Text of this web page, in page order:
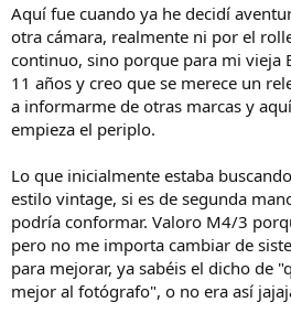
Aquí fue cuando ya he decidí
otra cámara, realmente ni por el
continuo, sino porque para mi vieja
11 años y creo que se merece un
a informarme de otras marcas y
empieza el periplo.
Lo que inicialmente estaba
estilo vintage, si es de segunda
podría conformar. Valoro M4/3
pero no me importa cambiar de
para mejorar, ya sabéis el dicho de
mejor al fotógrafo", o no era así